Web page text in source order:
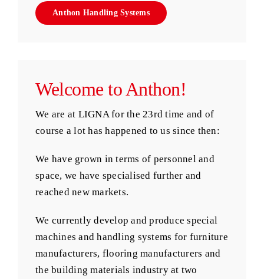
Anthon Handling Systems
Welcome to Anthon!
We are at LIGNA for the 23rd time and of
course a lot has happened to us since then:
We have grown in terms of personnel and
space, we have specialised further and
reached new markets.
We currently develop and produce special
machines and handling systems for furniture
manufacturers, flooring manufacturers and
the building materials industry at two